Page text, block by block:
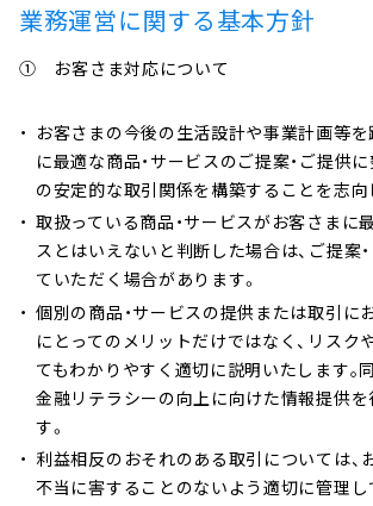
業務運営に関する基本方針
① お客さま対応について
お客さまの今後の生活設計や事業計画等を
に最適な商品・サービスのご提案・ご提供
の安定的な取引関係を構築することを志向
取扱っている商品・サービスがお客さまに
スとはいえないと判断した場合は、ご提案
ていただく場合があります。
個別の商品・サービスの提供または取引に
にとってのメリットだけではなく、リスク
てもわかりやすく適切に説明いたします｡
金融リテラシーの向上に向けた情報提供を
す。
利益相反のおそれのある取引については、
不当に害することのないよう適切に管理し